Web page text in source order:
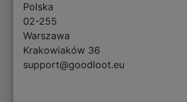
Polska
02-255
Warszawa
Krakowiaków 36
support@goodloot.eu